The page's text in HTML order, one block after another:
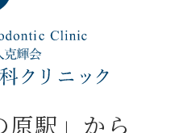
駅」から